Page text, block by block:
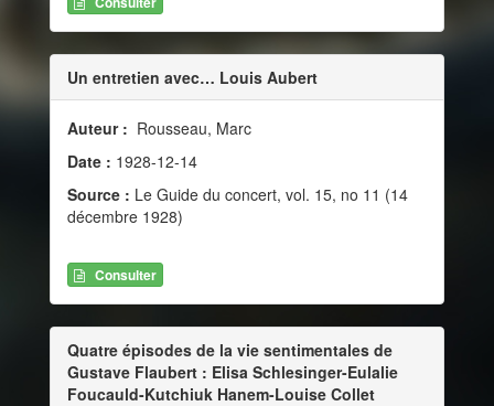
Un entretien avec… Louis Aubert
Auteur : Rousseau, Marc
Date : 1928-12-14
Source : Le Guide du concert, vol. 15, no 11 (14
décembre 1928)
Consulter
Quatre épisodes de la vie sentimentales de
Gustave Flaubert : Elisa Schlesinger-Eulalie
Foucauld-Kutchiuk Hanem-Louise Collet